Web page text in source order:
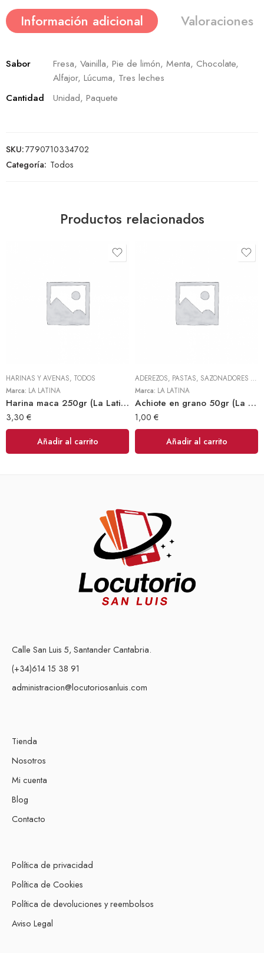
Información adicional Valoraciones
Sabor
Fresa, Vainilla, Pie de limón, Menta, Chocolate,
Alfajor, Lúcuma, Tres leches
Cantidad
Unidad, Paquete
SKU:7790710334702
Categoría: Todos
Productos relacionados
HARINAS Y AVENAS, TODOS
Marca: LA LATINA
Harina maca 250gr (La Latina)
3,30 €
Añadir al carrito
ADEREZOS, PASTAS, SAZONADORES Y CONDIMENTOS
Marca: LA LATINA
Achiote en grano 50gr (La Latina)
1,00 €
Añadir al carrito
Calle San Luis 5, Santander Cantabria.
(+34)614 15 38 91
administracion@locutoriosanluis.com
Tienda
Nosotros
Mi cuenta
Blog
Contacto
Política de privacidad
Política de Cookies
Política de devoluciones y reembolsos
Aviso Legal